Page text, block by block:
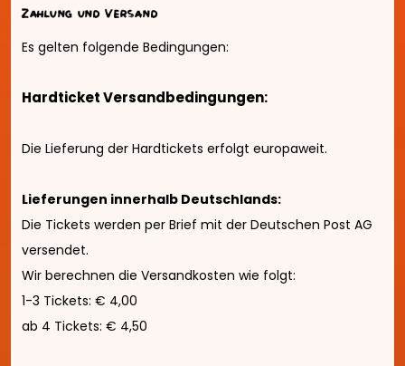
Zahlung und Versand
Es gelten folgende Bedingungen:
Hardticket Versandbedingungen:
Die Lieferung der Hardtickets erfolgt europaweit.
Lieferungen innerhalb Deutschlands:
Die Tickets werden per Brief mit der Deutschen Post AG
versendet.
Wir berechnen die Versandkosten wie folgt:
1-3 Tickets: € 4,00
ab 4 Tickets: € 4,50